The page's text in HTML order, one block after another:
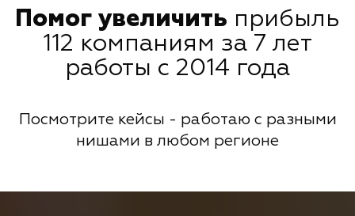
Помог увеличить прибыль
112 компаниям за 7 лет
работы с 2014 года
Посмотрите кейсы - работаю с разными
нишами в любом регионе